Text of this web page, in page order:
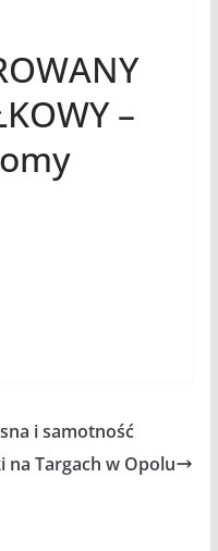
–
i samotność
na Targach w Opolu